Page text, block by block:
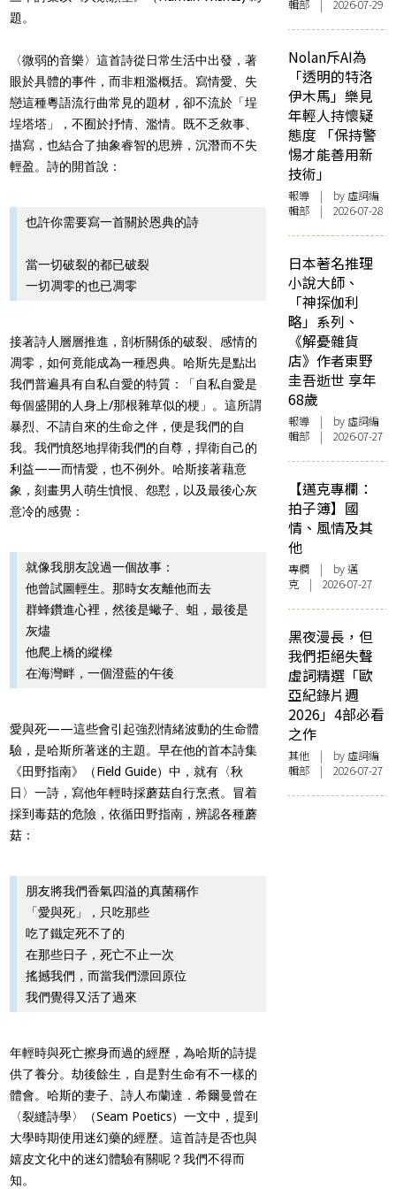
題。
〈微弱的音樂〉這首詩從日常生活中出發，著
眼於具體的事件，而非粗濫概括。寫情愛、失
戀這種粵語流行曲常見的題材，卻不流於「埕
埕塔塔」，不囿於抒情、濫情。既不乏敘事、
描寫，也結合了抽象睿智的思辨，沉潛而不失
輕盈。詩的開首說：
也許你需要寫一首關於恩典的詩
當一切破裂的都已破裂
一切凋零的也已凋零
接著詩人層層推進，剖析關係的破裂、感情的
凋零，如何竟能成為一種恩典。哈斯先是點出
我們普遍具有自私自愛的特質：「自私自愛是
每個盛開的人身上/那根雜草似的梗」。這所謂
暴烈、不請自來的生命之伴，便是我們的自
我。我們憤怒地捍衛我們的自尊，捍衛自己的
利益——而情愛，也不例外。哈斯接著藉意
象，刻畫男人萌生憤恨、怨懟，以及最後心灰
意冷的感覺：
就像我朋友說過一個故事：
他曾試圖輕生。那時女友離他而去
群蜂鑽進心裡，然後是蠍子、蛆，最後是
灰燼
他爬上橋的縱樑
在海灣畔，一個澄藍的午後
愛與死——這些會引起強烈情緒波動的生命體
驗，是哈斯所著迷的主題。早在他的首本詩集
《田野指南》（Field Guide）中，就有〈秋
日〉一詩，寫他年輕時採蘑菇自行烹煮。冒着
採到毒菇的危險，依循田野指南，辨認各種蘑
菇：
朋友將我們香氣四溢的真菌稱作
「愛與死」，只吃那些
吃了鐵定死不了的
在那些日子，死亡不止一次
搖撼我們，而當我們漂回原位
我們覺得又活了過來
年輕時與死亡擦身而過的經歷，為哈斯的詩提
供了養分。劫後餘生，自是對生命有不一樣的
體會。哈斯的妻子、詩人布蘭達．希爾曼曾在
〈裂縫詩學〉（Seam Poetics）一文中，提到
大學時期使用迷幻藥的經歷。這首詩是否也與
嬉皮文化中的迷幻體驗有關呢？我們不得而
知。
輯部 | 2026-07-29
Nolan斥AI為
「透明的特洛
伊木馬」樂見
年輕人持懷疑
態度 「保持警
惕才能善用新
技術」
報導 | by 虛詞編
輯部 | 2026-07-28
日本著名推理
小說大師、
「神探伽利
略」系列、
《解憂雜貨
店》作者東野
圭吾逝世 享年
68歲
報導 | by 虛詞編
輯部 | 2026-07-27
【邁克專欄：
拍子簿】國
情、風情及其
他
專欄 | by邁
克 | 2026-07-27
黑夜漫長，但
我們拒絕失聲
虛詞精選「歐
亞紀錄片週
2026」4部必看
之作
其他 | by 虛詞編
輯部 | 2026-07-27